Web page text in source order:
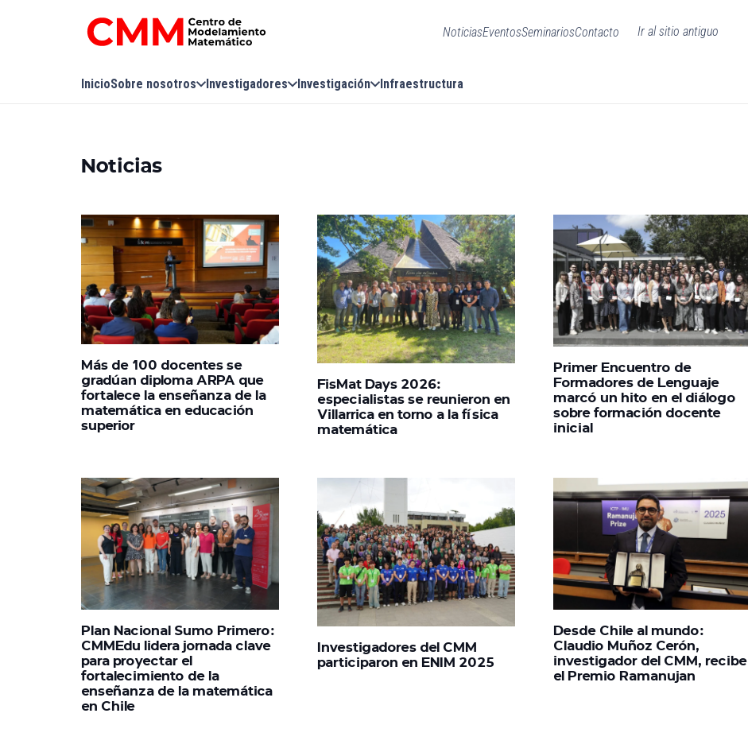
NoticiasEventosSeminariosContacto Ir al sitio antiguo
InicioSobre nosotros Investigadores Investigación Infraestructura
Noticias
Más de 100 docentes se
gradúan diploma ARPA que
fortalece la enseñanza de la
matemática en educación
superior
FisMat Days 2026:
especialistas se reunieron en
Villarrica en torno a la física
matemática
Primer Encuentro de
Formadores de Lenguaje
marcó un hito en el diálogo
sobre formación docente
inicial
Plan Nacional Sumo Primero:
CMMEdu lidera jornada clave
para proyectar el
fortalecimiento de la
enseñanza de la matemática
en Chile
Investigadores del CMM
participaron en ENIM 2025
Desde Chile al mundo:
Claudio Muñoz Cerón,
investigador del CMM, recibe
el Premio Ramanujan